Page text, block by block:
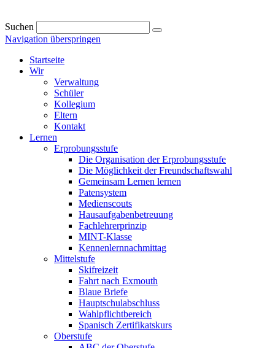
Suchen
Navigation überspringen
Startseite
Wir
Verwaltung
Schüler
Kollegium
Eltern
Kontakt
Lernen
Erprobungsstufe
Die Organisation der Erprobungsstufe
Die Möglichkeit der Freundschaftswahl
Gemeinsam Lernen lernen
Patensystem
Medienscouts
Hausaufgabenbetreuung
Fachlehrerprinzip
MINT-Klasse
Kennenlernnachmittag
Mittelstufe
Skifreizeit
Fahrt nach Exmouth
Blaue Briefe
Hauptschulabschluss
Wahlpflichtbereich
Spanisch Zertifikatskurs
Oberstufe